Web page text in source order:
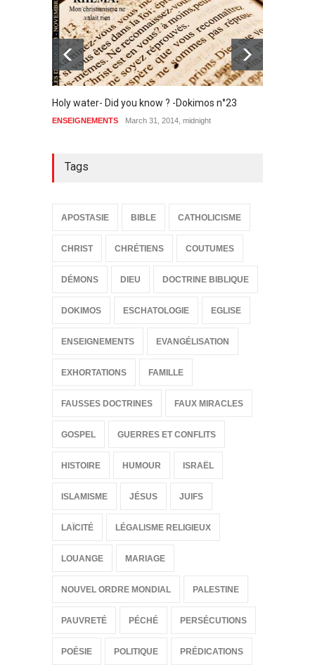
Holy water- Did you know ? -Dokimos n°23
ENSEIGNEMENTS March 31, 2014, midnight
Tags
APOSTASIE BIBLE CATHOLICISME
CHRIST CHRÉTIENS COUTUMES
DÉMONS DIEU DOCTRINE BIBLIQUE
DOKIMOS ESCHATOLOGIE EGLISE
ENSEIGNEMENTS EVANGÉLISATION
EXHORTATIONS FAMILLE
FAUSSES DOCTRINES FAUX MIRACLES
GOSPEL GUERRES ET CONFLITS
HISTOIRE HUMOUR ISRAËL
ISLAMISME JÉSUS JUIFS
LAÏCITÉ LÉGALISME RELIGIEUX
LOUANGE MARIAGE
NOUVEL ORDRE MONDIAL PALESTINE
PAUVRETÉ PÉCHÉ PERSÉCUTIONS
POÉSIE POLITIQUE PRÉDICATIONS